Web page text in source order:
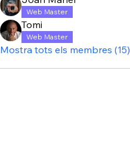
Web Master
Tomi
Web Master
Mostra tots els membres (15)